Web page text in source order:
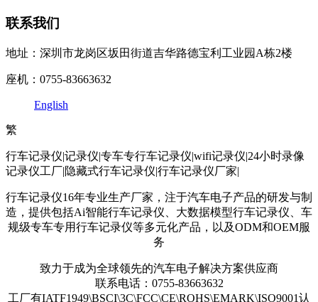
联系我们
地址：深圳市龙岗区坂田街道吉华路德宝利工业园A栋2楼
座机：0755-83663632
English
繁
行车记录仪|记录仪|专车专行车记录仪|wifi记录仪|24小时录像
记录仪工厂|隐藏式行车记录仪|行车记录仪厂家|
行车记录仪16年专业生产厂家，注于汽车电子产品的研发与制
造，提供包括Ai智能行车记录仪、大数据模型行车记录仪、车
规级专车专用行车记录仪等多元化产品，以及ODM和OEM服
务
致力于成为全球领先的汽车电子解决方案供应商
联系电话：0755-83663632
工厂有IATF1949\BSCI\3C\FCC\CE\ROHS\EMARK\ISO9001认